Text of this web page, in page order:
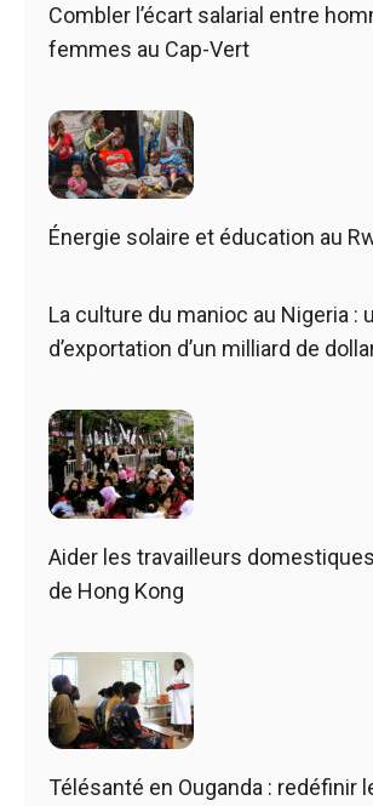
Combler l’écart salarial entre
femmes au Cap-Vert
Énergie solaire et éducation au
La culture du manioc au Nigeria :
d’exportation d’un milliard de
Aider les travailleurs
de Hong Kong
Télésanté en Ouganda : redéfinir